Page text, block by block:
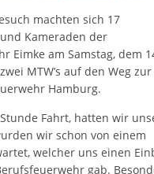
machten sich 17
Kameraden der
Eimke am Samstag, dem
MTW’s auf den Weg zur
Hamburg.
Fahrt, hatten wir
wir schon von einem
welcher uns einen
gab.